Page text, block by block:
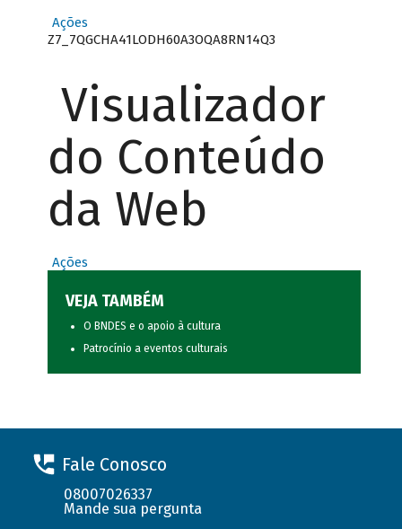
Ações
Z7_7QGCHA41LODH60A3OQA8RN14Q3
Visualizador
do Conteúdo
da Web
Ações
VEJA TAMBÉM
O BNDES e o apoio à cultura
Patrocínio a eventos culturais
Fale Conosco
08007026337
Mande sua pergunta